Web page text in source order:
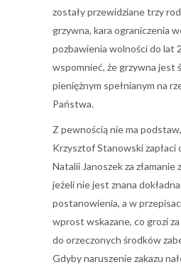
zostały przewidziane trzy
grzywna, kara ograniczenia
pozbawienia wolności do lat
wspomnieć, że grzywna jest
pieniężnym spełnianym na
Państwa.
Z pewnością nie ma
Krzysztof Stanowski zapłaci
Natalii Janoszek za złamanie
jeżeli nie jest znana
postanowienia, a w
wprost wskazane, co grozi
do orzeczonych środków
Gdyby naruszenie zakazu